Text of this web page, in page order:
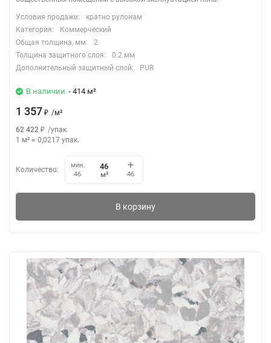
Условия продажи:
кратно рулонам
Категория:
Коммерческий
Общая толщина, мм:
2
Толщина защитного слоя:
0.2 мм
Дополнительный защитный слой:
PUR
В наличии - 414 м²
1 357 ₽ /м²
62 422 ₽ /упак.
1 м² = 0,0217 упак.
Количество:
мин.
46
м² 46
В корзину